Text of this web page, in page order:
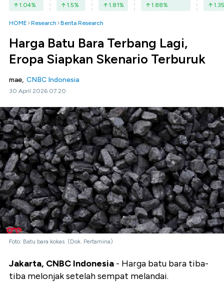
1.04% 1.5% 1.81% 1.88% 1.35
HOME Research Berita Research
Harga Batu Bara Terbang Lagi,
Eropa Siapkan Skenario Terburuk
mae, CNBC Indonesia
30 April 2026 07:20
Foto: Batu bara kokas. (Dok. Pertamina)
Jakarta, CNBC Indonesia - Harga batu bara tiba-
tiba melonjak setelah sempat melandai.